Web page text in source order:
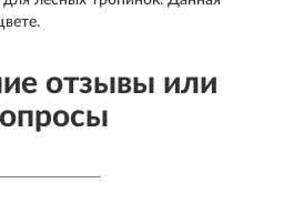
отзывы или